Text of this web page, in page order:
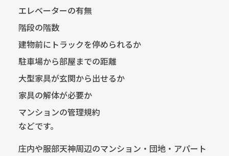
エレベーターの有無
階段の階数
建物前にトラックを停められるか
駐車場から部屋までの距離
大型家具が玄関から出せるか
家具の解体が必要か
マンションの管理規約
などです。
庄内や服部天神周辺のマンション・団地・アパート